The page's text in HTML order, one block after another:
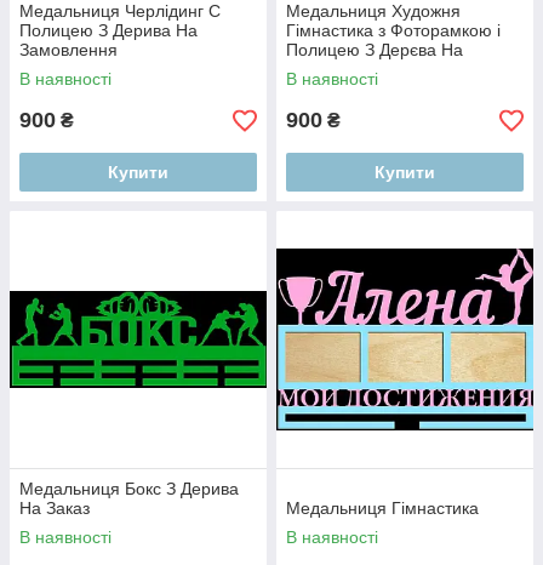
Медальниця Черлідинг С
Полицею З Дерива На
Замовлення
В наявності
900 ₴
Купити
Медальниця Художня
Гімнастика з Фоторамкою і
Полицею З Дерєва На
Замовлення
В наявності
900 ₴
Купити
Медальниця Бокс З Дерива
На Заказ
В наявності
Медальниця Гімнастика
В наявності